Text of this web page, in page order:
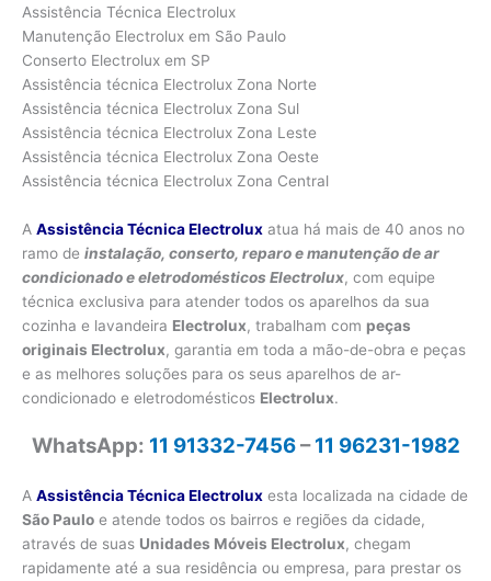
Assistência Técnica Electrolux
Manutenção Electrolux em São Paulo
Conserto Electrolux em SP
Assistência técnica Electrolux Zona Norte
Assistência técnica Electrolux Zona Sul
Assistência técnica Electrolux Zona Leste
Assistência técnica Electrolux Zona Oeste
Assistência técnica Electrolux Zona Central
A Assistência Técnica Electrolux atua há mais de 40 anos no
ramo de instalação, conserto, reparo e manutenção de ar
condicionado e eletrodomésticos Electrolux, com equipe
técnica exclusiva para atender todos os aparelhos da sua
cozinha e lavandeira Electrolux, trabalham com peças
originais Electrolux, garantia em toda a mão-de-obra e peças
e as melhores soluções para os seus aparelhos de ar-
condicionado e eletrodomésticos Electrolux.
WhatsApp: 11 91332-7456–11 96231-1982
A Assistência Técnica Electrolux esta localizada na cidade de
São Paulo e atende todos os bairros e regiões da cidade,
através de suas Unidades Móveis Electrolux, chegam
rapidamente até a sua residência ou empresa, para prestar os